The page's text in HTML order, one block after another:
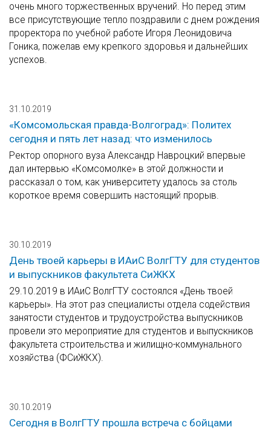
очень много торжественных вручений. Но перед этим
все присутствующие тепло поздравили с днем рождения
проректора по учебной работе Игоря Леонидовича
Гоника, пожелав ему крепкого здоровья и дальнейших
успехов.
31.10.2019
«Комсомольская правда-Волгоград»: Политех
сегодня и пять лет назад: что изменилось
Ректор опорного вуза Александр Навроцкий впервые
дал интервью «Комсомолке» в этой должности и
рассказал о том, как университету удалось за столь
короткое время совершить настоящий прорыв.
30.10.2019
День твоей карьеры в ИАиС ВолгГТУ для студентов
и выпускников факультета СиЖКХ
29.10.2019 в ИАиС ВолгГТУ состоялся «День твоей
карьеры». На этот раз специалисты отдела содействия
занятости студентов и трудоустройства выпускников
провели это мероприятие для студентов и выпускников
факультета строительства и жилищно-коммунального
хозяйства (ФСиЖКХ).
30.10.2019
Сегодня в ВолгГТУ прошла встреча с бойцами